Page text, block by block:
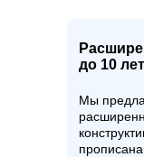
до 10 лет
Мы